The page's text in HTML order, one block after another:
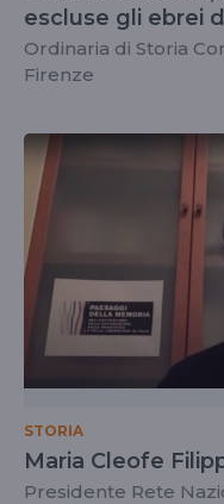
escluse gli ebrei
Ordinaria di Storia
Firenze
STORIA
Maria Cleofe
Presidente Rete